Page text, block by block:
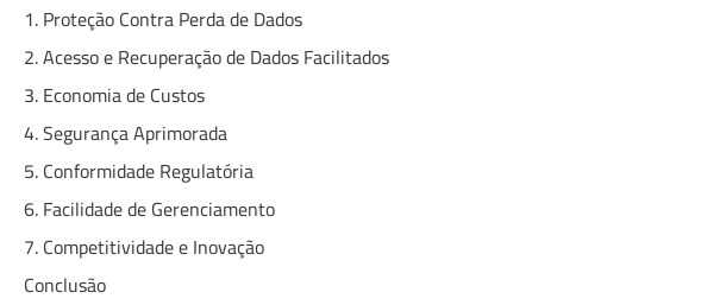
1. Proteção Contra Perda de Dados
2. Acesso e Recuperação de Dados Facilitados
3. Economia de Custos
4. Segurança Aprimorada
5. Conformidade Regulatória
6. Facilidade de Gerenciamento
7. Competitividade e Inovação
Conclusão